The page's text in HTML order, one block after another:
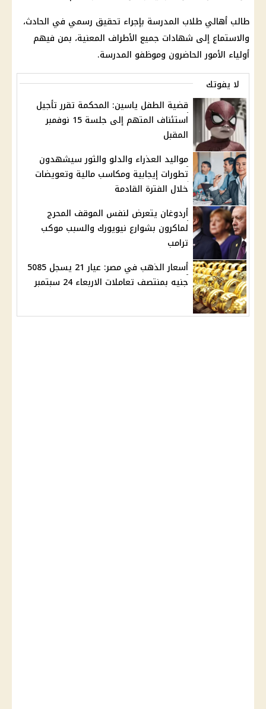
طالب أهالي طلاب المدرسة بإجراء تحقيق رسمي في الحادث،
والاستماع إلى شهادات جميع الأطراف المعنية، بمن فيهم
أولياء الأمور الحاضرون وموظفو المدرسة.
لا يفوتك
قضية الطفل ياسين: المحكمة تقرر تأجيل
استئناف المتهم إلى جلسة 15 نوفمبر
المقبل
مواليد العذراء والدلو والثور سيشهدون
تطورات إيجابية ومكاسب مالية وتعويضات
خلال الفترة القادمة
أردوغان يتعرض لنفس الموقف المحرج
لماكرون بشوارع نيويورك والسبب موكب
ترامب
أسعار الذهب في مصر: عيار 21 يسجل 5085
جنيه بمنتصف تعاملات الاربعاء 24 سبتمبر